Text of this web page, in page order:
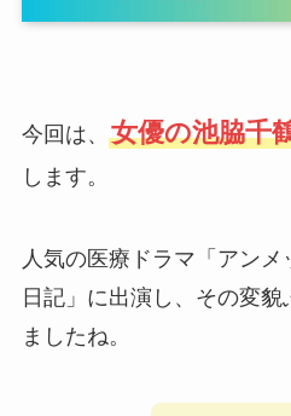
今回は、 女優の池脇千
します。
人気の医療ドラマ「アン
日記」に出演し、その変
ましたね。